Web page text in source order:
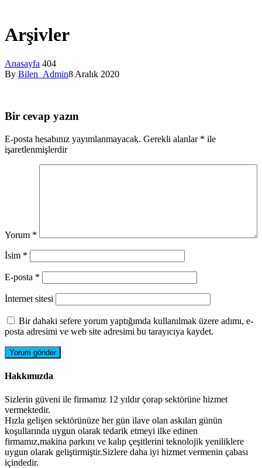
Arşivler
Anasayfa 404
By Bilen_Admin8 Aralık 2020
Bir cevap yazın
E-posta hesabınız yayımlanmayacak. Gerekli alanlar * ile
işaretlenmişlerdir
Yorum *
İsim *
E-posta *
İnternet sitesi
Bir dahaki sefere yorum yaptığımda kullanılmak üzere adımı, e-
posta adresimi ve web site adresimi bu tarayıcıya kaydet.
Hakkımızda
Sizlerin güveni ile firmamız 12 yıldır çorap sektörüne hizmet
vermektedir.
Hızla gelişen sektörünüze her gün ilave olan askıları günün
koşullarında uygun olarak tedarik etmeyi ilke edinen
firmamız,makina parkını ve kalıp çeşitlerini teknolojik yeniliklere
uygun olarak geliştirmiştir.Sizlere daha iyi hizmet vermenin çabası
içindedir.